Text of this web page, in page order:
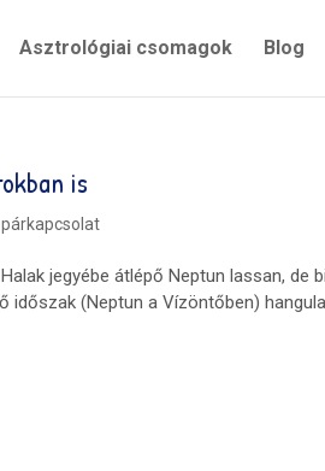
Asztrológiai csomagok Blog
is
|párkapcsolat
jegyébe átlépő Neptun lassan,
időszak (Neptun a Vízöntőben)